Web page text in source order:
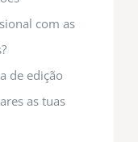
com as
de edição
as tuas